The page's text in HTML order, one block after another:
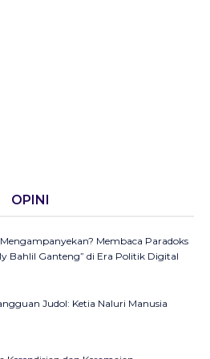
OPINI
Membaca Paradoks
Bahlil Ganteng” di Era Politik Digital
Judol: Ketia Naluri Manusia